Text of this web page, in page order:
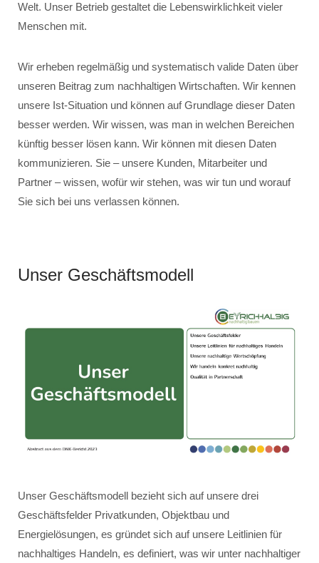
Welt. Unser Betrieb gestaltet die Lebenswirklichkeit vieler
Menschen mit.
Wir erheben regelmäßig und systematisch valide Daten über
unseren Beitrag zum nachhaltigen Wirtschaften. Wir kennen
unsere Ist-Situation und können auf Grundlage dieser Daten
besser werden. Wir wissen, was man in welchen Bereichen
künftig besser lösen kann. Wir können mit diesen Daten
kommunizieren. Sie – unsere Kunden, Mitarbeiter und
Partner – wissen, wofür wir stehen, was wir tun und worauf
Sie sich bei uns verlassen können.
Unser Geschäftsmodell
Unser Geschäftsmodell bezieht sich auf unsere drei
Geschäftsfelder Privatkunden, Objektbau und
Energielösungen, es gründet sich auf unsere Leitlinien für
nachhaltiges Handeln, es definiert, was wir unter nachhaltiger